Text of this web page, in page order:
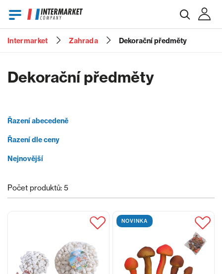
Intermarket Zahrada Dekorační předměty
Dekorační předměty
Řazení abecedeně
Řazení dle ceny
Nejnovější
Počet produktů: 5
NOVINKA